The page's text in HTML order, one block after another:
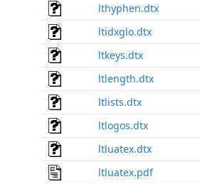
lthyphen.dtx
ltidxglo.dtx
ltkeys.dtx
ltlength.dtx
ltlists.dtx
ltlogos.dtx
ltluatex.dtx
ltluatex.pdf